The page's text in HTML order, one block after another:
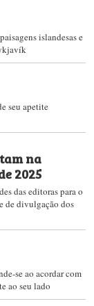
islandesas e
seu apetite
na
2025
das editoras para o
de divulgação dos
se ao acordar com
ao seu lado